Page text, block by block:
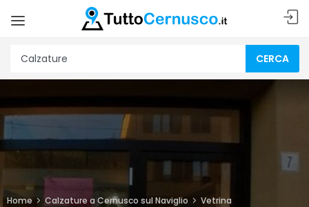
CERCA
Home Calzature a Cernusco sul Naviglio Vetrina